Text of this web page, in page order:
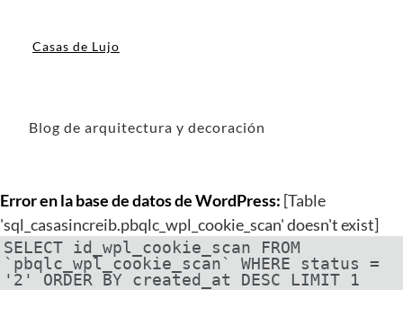
Casas de Lujo
Blog de arquitectura y decoración
Error en la base de datos de WordPress: [Table
'sql_casasincreib.pbqlc_wpl_cookie_scan' doesn't exist]
SELECT id_wpl_cookie_scan FROM
`pbqlc_wpl_cookie_scan` WHERE status =
'2' ORDER BY created_at DESC LIMIT 1